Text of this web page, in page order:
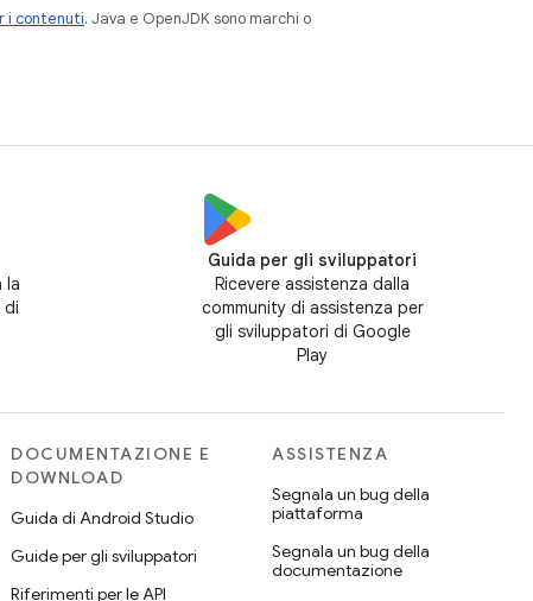
i contenuti. Java e OpenJDK sono marchi o
la
di
Guida per gli sviluppatori
Ricevere assistenza dalla
community di assistenza per
gli sviluppatori di Google
Play
DOCUMENTAZIONE E
DOWNLOAD
Guida di Android Studio
Guide per gli sviluppatori
Riferimenti per le API
ASSISTENZA
Segnala un bug della
piattaforma
Segnala un bug della
documentazione